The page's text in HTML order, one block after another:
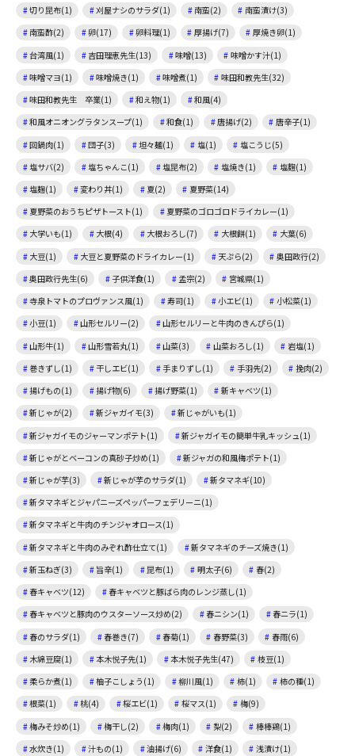
切り昆布(1)
刈屋ナシのサラダ(1) 南蛮(2)
南蛮漬け(3)
南蛮酢(2)
卵(17) 卵料理(1) 厚揚げ(7)
厚焼き卵(1)
台湾風(1)
吉田理恵先生(13) 味噌(13)
味噌かす汁(1)
味噌マヨ(1)
味噌焼き(1) 味噌煮(1)
味田和教先生(32)
味田和教先生 卒業(1)
和え物(1)
和風(4)
和風オニオングラタンスープ(1)
和食(1) 唐揚げ(2)
唐辛子(1)
回鍋肉(1)
団子(3) 坦々麺(1) 塩(1)
塩こうじ(5)
塩サバ(2)
塩ちゃんこ(1) 塩昆布(2) 塩焼き(1)
塩麴(1)
塩麹(1)
変わり丼(1) 夏(2)
夏野菜(14)
夏野菜のおうちピザトースト(1)
夏野菜のゴロゴロドライカレー(1)
大学いも(1)
大根(4) 大根おろし(7) 大根餅(1)
大葉(6)
大豆(1)
大豆と夏野菜のドライカレー(1) 天ぷら(2)
奥田政行(2)
奥田政行先生(6)
子供洋食(1) 孟宗(2)
宮城県(1)
寺泉トマトのプロヴァンス風(1)
寿司(1) 小エビ(1)
小松菜(1)
小豆(1)
山形セルリー(2)
山形セルリーと牛肉のきんぴら(1)
山形牛(1)
山形雪若丸(1) 山菜(3) 山菜おろし(1)
岩塩(1)
巻きずし(1)
干しエビ(1) 手まりずし(1) 手羽先(2)
挽肉(2)
揚げもの(1)
揚げ物(6) 揚げ野菜(1)
新キャベツ(1)
新じゃが(2)
新ジャガイモ(3)
新じゃがいも(1)
新ジャガイモのジャーマンポテト(1)
新ジャガイモの簡単牛乳キッシュ(1)
新じゃがとベーコンの真砂子炒め(1)
新ジャガの和風梅ポテト(1)
新じゃが芋(3)
新じゃが芋のサラダ(1)
新タマネギ(10)
新タマネギとジャパニーズペッパーフェデリーニ(1)
新タマネギと牛肉のチンジャオロース(1)
新タマネギと牛肉のみぞれ酢仕立て(1)
新タマネギのチーズ焼き(1)
新玉ねぎ(3)
旨辛(1) 昆布(1) 明太子(6)
春(2)
春キャベツ(12)
春キャベツと豚ばら肉のレンジ蒸し(1)
春キャベツと豚肉のウスターソース炒め(2)
春ニシン(1)
春ニラ(1)
春のサラダ(1)
春巻き(7) 春菊(1) 春野菜(3)
春雨(6)
木綿豆腐(1)
本木悦子先(1) 本木悦子先生(47)
枝豆(1)
柔らか煮(1)
柚子こしょう(1) 柳川風(1) 柿(1)
柿の種(1)
根菜(1)
桃(4) 桜エビ(1) 桜マス(1)
梅(9)
梅みそ炒め(1)
梅干し(2) 梅肉(1) 梨(2)
棒棒鶏(1)
水炊き(1)
汁もの(1) 油揚げ(6) 洋食(1) 浅漬け(1)